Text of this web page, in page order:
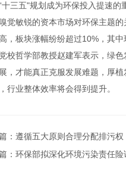
十三五"规划成为环保投入提速
觉敏锐的资本市场对环保主题
，板块涨幅纷纷超过10%，其
校哲学部教授赵建军表示，绿
，才能真正克服发展难题，厚
行业整体效率将会得到提升。
： 遵循五大原则合理分配排污权
： 环保部拟深化环境污染责任险